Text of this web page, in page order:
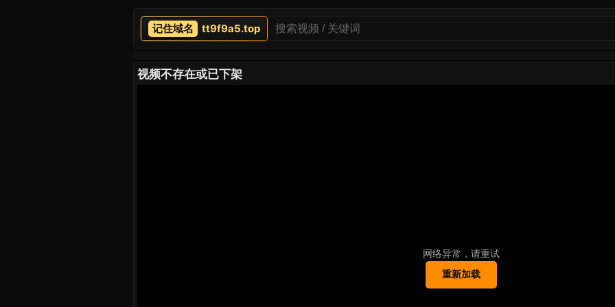
tt9f9a5.top
视频不存在或已下架
网络异常，请重试
重新加载